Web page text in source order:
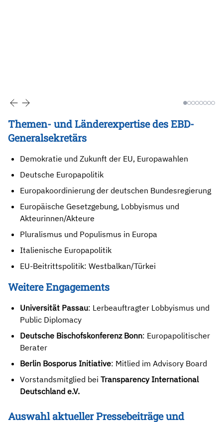
Themen- und Länderexpertise des EBD-
Generalsekretärs
Demokratie und Zukunft der EU, Europawahlen
Deutsche Europapolitik
Europakoordinierung der deutschen Bundesregierung
Europäische Gesetzgebung, Lobbyismus und
Akteurinnen/Akteure
Pluralismus und Populismus in Europa
Italienische Europapolitik
EU-Beitrittspolitik: Westbalkan/Türkei
Weitere Engagements
Universität Passau: Lerbeauftragter Lobbyismus und
Public Diplomacy
Deutsche Bischofskonferenz Bonn: Europapolitischer
Berater
Berlin Bosporus Initiative: Mitlied im Advisory Board
Vorstandsmitglied bei Transparency International
Deutschland e.V.
Auswahl aktueller Pressebeiträge und